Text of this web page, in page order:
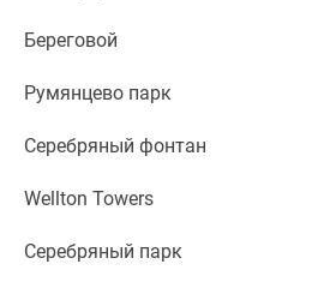
рынка
Экспертиза
Эксперты
Береговой
Румянцево парк
Серебряный фонтан
Wellton Towers
Серебряный парк